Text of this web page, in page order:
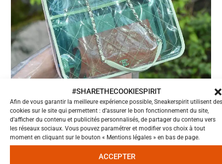
#SHARETHECOOKIESPIRIT
Afin de vous garantir la meilleure expérience possible, Sneakerspirit utilisent des
cookies sur le site qui permettent : d’assurer le bon fonctionnement du site,
d’afficher du contenu et publicités personnalisés, de partager du contenu vers
les réseaux sociaux. Vous pouvez paramétrer et modifier vos choix à tout
moment en cliquant sur le bouton « Mentions légales » en bas de page.
ACCEPTER
On observe un retour massif des « Naked Shoes », une
tendance qui avait atteint son apogée dans les années
2010 sous l’impulsion du clanKardashian